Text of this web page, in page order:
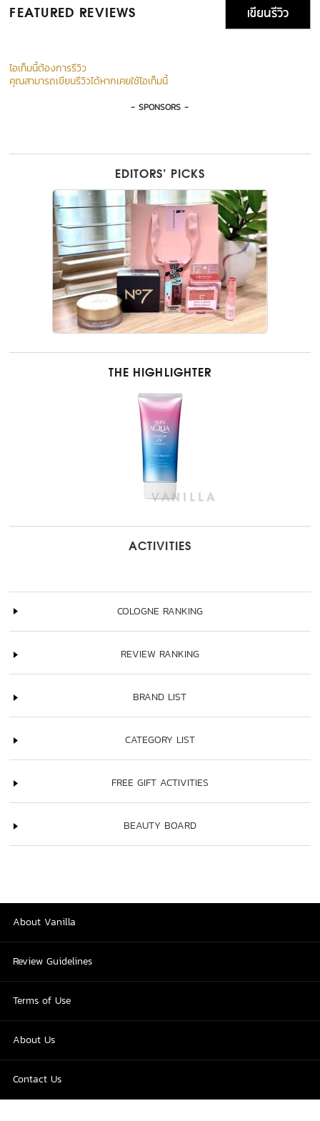
FEATURED REVIEWS เขียนรีวิว
ไอเท็มนี้ต้องการรีวิว
คุณสามารถเขียนรีวิวได้หากเคยใช้ไอเท็มนี้
- SPONSORS -
EDITORS’ PICKS
THE HIGHLIGHTER
ACTIVITIES
COLOGNE RANKING
REVIEW RANKING
BRAND LIST
CATEGORY LIST
FREE GIFT ACTIVITIES
BEAUTY BOARD
About Vanilla
Review Guidelines
Terms of Use
About Us
Contact Us